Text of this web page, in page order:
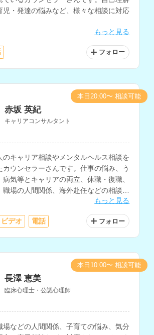
児・発達の悩みなど、様々な相談に対応
もっと見る
フォロー
赤坂 英紀
キャリアコンサルタント
のキャリア相談やメンタルヘルス相談を
カウンセラーさんです。仕事の悩み、う
気等とキャリアの両立、休職・復職、
職場の人間関係、海外赴任などの相談に
もっと見る
ビデオ 電話 フォロー
本日20:00〜 相談可能
長澤 恵美
臨床心理士・公認心理師
場などの人間関係、子育ての悩み、気分
本日10:00〜 相談可能